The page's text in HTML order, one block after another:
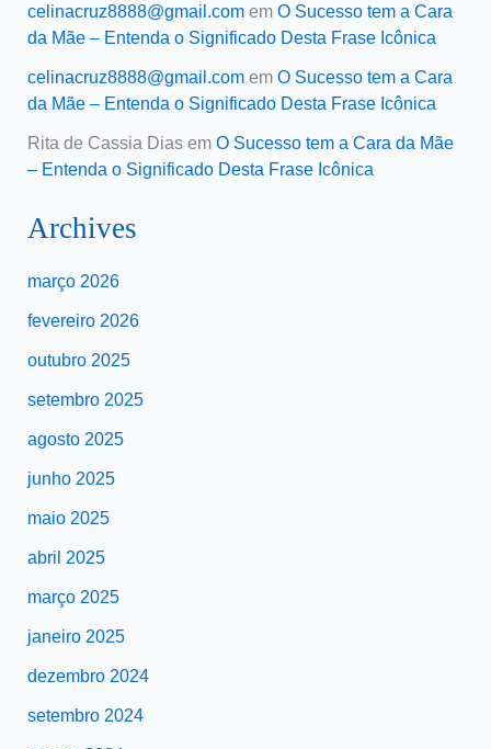
celinacruz8888@gmail.comem O Sucesso tem a Cara
da Mãe – Entenda o Significado Desta Frase Icônica
celinacruz8888@gmail.comem O Sucesso tem a Cara
da Mãe – Entenda o Significado Desta Frase Icônica
Rita de Cassia Diasem O Sucesso tem a Cara da Mãe
– Entenda o Significado Desta Frase Icônica
Archives
março 2026
fevereiro 2026
outubro 2025
setembro 2025
agosto 2025
junho 2025
maio 2025
abril 2025
março 2025
janeiro 2025
dezembro 2024
setembro 2024